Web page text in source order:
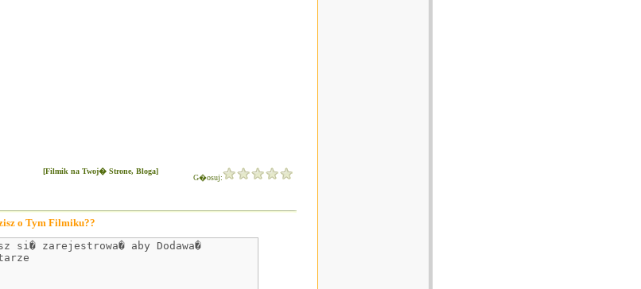
[Filmik na Twoj� Strone, Bloga]
G�osuj:
o Tym Filmiku??